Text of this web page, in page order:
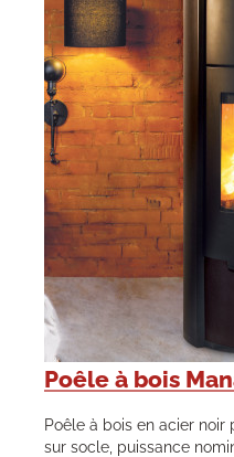
Poêle à bois
Poêle à bois en acier noir
sur socle, puissance